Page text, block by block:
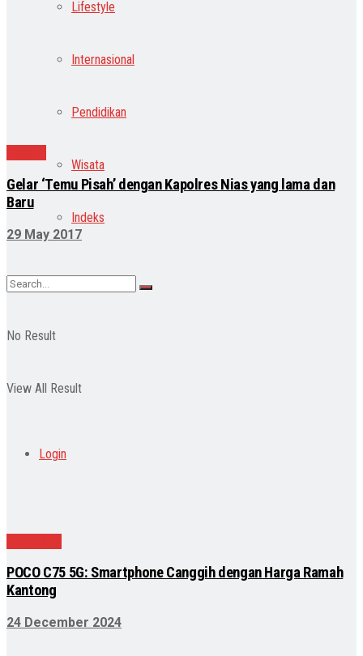
Lifestyle
Internasional
Pendidikan
Wisata
Indeks
No Result
View All Result
Login
Gelar ‘Temu Pisah’ dengan Kapolres Nias yang lama dan
Baru
29 May 2017
POCO C75 5G: Smartphone Canggih dengan Harga Ramah
Kantong
24 December 2024